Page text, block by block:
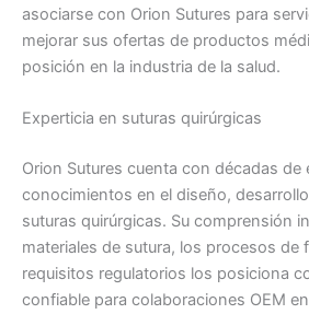
asociarse con Orion Sutures para
mejorar sus ofertas de productos
posición en la industria de la salud.
Experticia en suturas quirúrgicas
Orion Sutures cuenta con décadas de
conocimientos en el diseño,
suturas quirúrgicas. Su comprensión
materiales de sutura, los procesos de
requisitos regulatorios los posiciona
confiable para colaboraciones OEM